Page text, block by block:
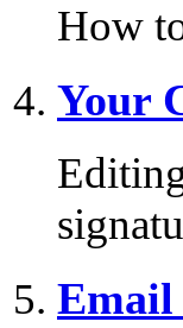
How
Your
Email